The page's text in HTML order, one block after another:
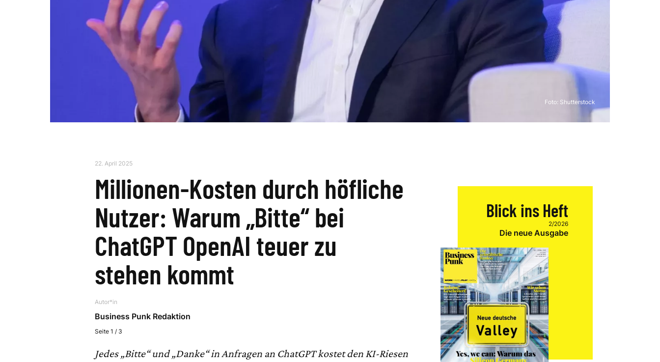
Foto: Shutterstock
22. April 2025
Millionen-Kosten durch höfliche
Nutzer: Warum „Bitte“ bei
ChatGPT OpenAI teuer zu
stehen kommt
Autor*in
Business Punk Redaktion
Seite 1 / 3
Jedes „Bitte“ und „Danke“ in Anfragen an ChatGPT kostet den KI-Riesen
Blick ins Heft
2/2026
Die neue Ausgabe